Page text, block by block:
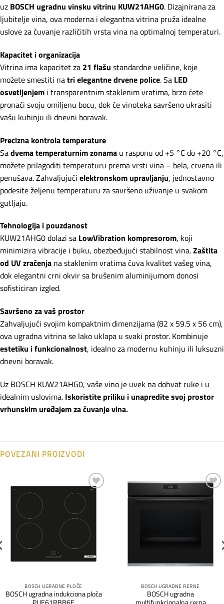
uz BOSCH ugradnu vinsku vitrinu KUW21AHG0. Dizajnirana za
ljubitelje vina, ova moderna i elegantna vitrina pruža idealne
uslove za čuvanje različitih vrsta vina na optimalnoj temperaturi.
Kapacitet i organizacija
Vitrina ima kapacitet za 21 flašu standardne veličine, koje
možete smestiti natri elegantne drvene police. Sa LED
osvetljenjem i transparentnim staklenim vratima, brzo ćete
pronaći svoju omiljenu bocu, dok će vinoteka savršeno ukrasiti
vašu kuhinju ili dnevni boravak.
Precizna kontrola temperature
Sadvema temperaturnim zonama u rasponu od +5 °C do +20 °C,
možete prilagoditi temperaturu prema vrsti vina – bela, crvena ili
penušava. Zahvaljujući elektronskom upravljanju, jednostavno
podesite željenu temperaturu za savršeno uživanje u svakom
gutljaju.
Tehnologija i pouzdanost
KUW21AHG0 dolazi sa LowVibration kompresorom, koji
minimizira vibracije i buku, obezbeđujući stabilnost vina.Zaštita
od UV zračenja na staklenim vratima čuva kvalitet vašeg vina,
dok elegantni crni okvir sa brušenim aluminijumom donosi
sofisticiran izgled.
Savršeno za vaš prostor
Zahvaljujući svojim kompaktnim dimenzijama (82 x 59.5 x 56 cm),
ova ugradna vitrina se lako uklapa u svaki prostor. Kombinuje
estetiku i funkcionalnost, idealno za modernu kuhinju ili luksuzni
dnevni boravak.
Uz BOSCH KUW21AHG0, vaše vino je uvek na dohvat ruke i u
idealnim uslovima. Iskoristite priliku i unapredite svoj prostor
vrhunskim uređajem za čuvanje vina.
POVEZANI PROIZVODI
BOSCH UGRADNE PLOČE
BOSCH ugradna indukciona ploča
Dodaj
BOSCH UGRADNE RERNE
BOSCH ugradna